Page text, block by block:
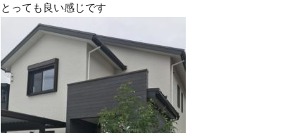
とっても良い感じです